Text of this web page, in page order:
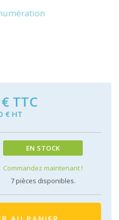
TTC
€ HT
EN STOCK
Commandez maintenant !
7pièces disponibles.